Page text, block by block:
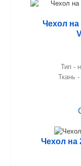
Чехол на
Тип -
Ткань
Чехол на